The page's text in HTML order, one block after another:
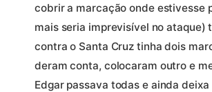
cobrir a marcação onde estivesse
mais seria imprevisível no ataque)
contra o Santa Cruz tinha dois
deram conta, colocaram outro e
Edgar passava todas e ainda deixa